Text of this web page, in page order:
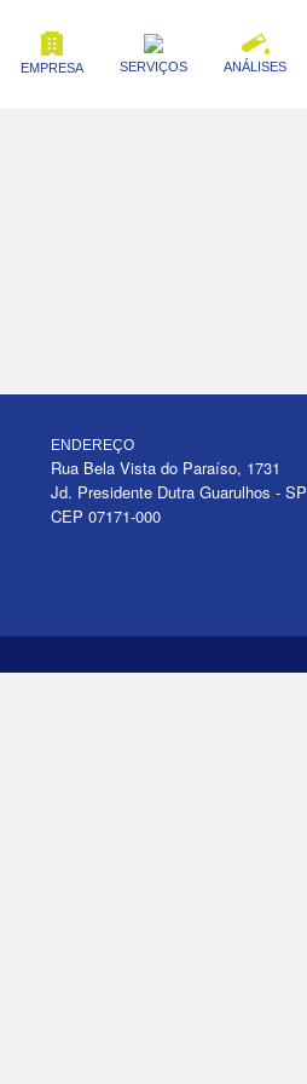
EMPRESA SERVIÇOS ANÁLISES
ENDEREÇO
Rua Bela Vista do Paraíso, 1731
Jd. Presidente Dutra Guarulhos - SP
CEP 07171-000